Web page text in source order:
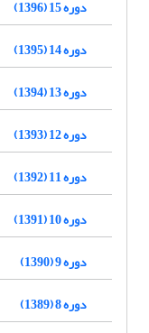
دوره 15 (1396)
دوره 14 (1395)
دوره 13 (1394)
دوره 12 (1393)
دوره 11 (1392)
دوره 10 (1391)
دوره 9 (1390)
دوره 8 (1389)